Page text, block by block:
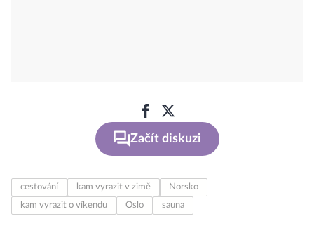
Začít diskuzi
cestování kam vyrazit v zimě
Norsko
kam vyrazit o víkendu
Oslo sauna